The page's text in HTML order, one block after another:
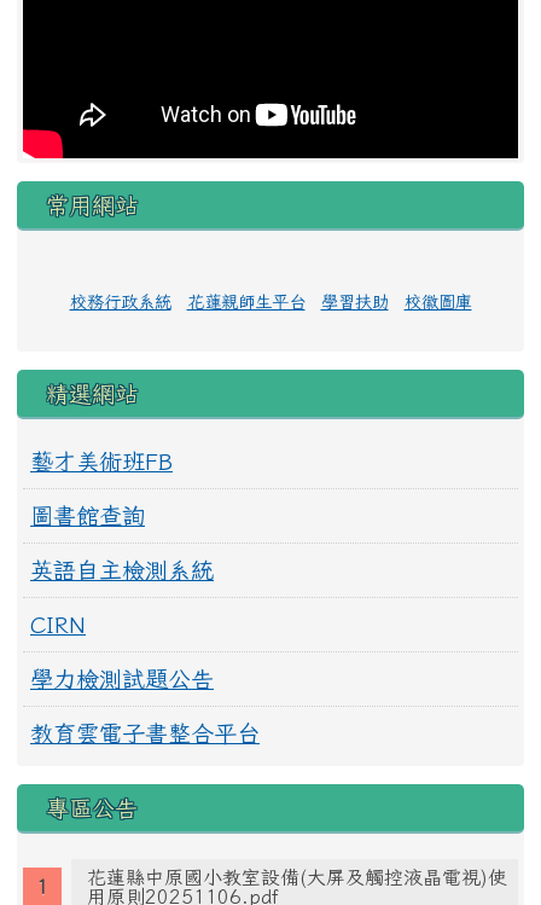
常用網站
校務行政系統 花蓮親師生平台 學習扶助 校徽圖庫
精選網站
藝才美術班FB
圖書館查詢
英語自主檢測系統
CIRN
學力檢測試題公告
教育雲電子書整合平台
專區公告
花蓮縣中原國小教室設備(大屏及觸控液晶電視)使
用原則20251106.pdf